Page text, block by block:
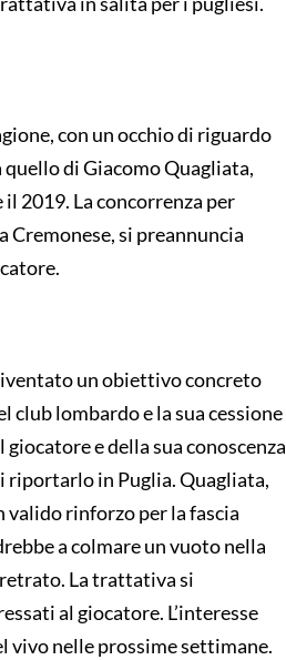
con un occhio di riguardo
di Giacomo Quagliata,
2019. La concorrenza per
si preannuncia
un obiettivo concreto
lombardo e la sua cessione
e della sua conoscenza
riportarlo in Puglia. Quagliata,
rinforzo per la fascia
a colmare un vuoto nella
La trattativa si
al giocatore. L’interesse
vivo nelle prossime settimane.